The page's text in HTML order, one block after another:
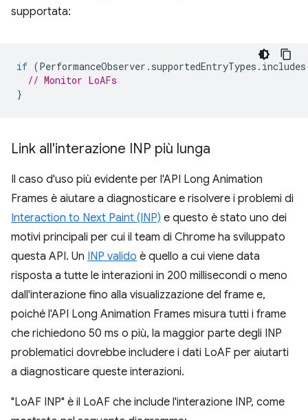
supportata:
if (PerformanceObserver . supportedEntryTypes . includes
// Monitor LoAFs
}
Link all'interazione INP più lunga
Il caso d'uso più evidente per l'API Long Animation
Frames è aiutare a diagnosticare e risolvere i problemi di
Interaction to Next Paint (INP) e questo è stato uno dei
motivi principali per cui il team di Chrome ha sviluppato
questa API. Un INP valido è quello a cui viene data
risposta a tutte le interazioni in 200 millisecondi o meno
dall'interazione fino alla visualizzazione del frame e,
poiché l'API Long Animation Frames misura tutti i frame
che richiedono 50 ms o più, la maggior parte degli INP
problematici dovrebbe includere i dati LoAF per aiutarti
a diagnosticare queste interazioni.
"LoAF INP" è il LoAF che include l'interazione INP, come